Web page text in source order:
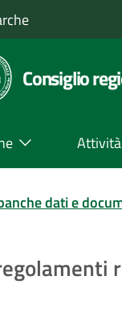
Consiglio
Attività
dati e